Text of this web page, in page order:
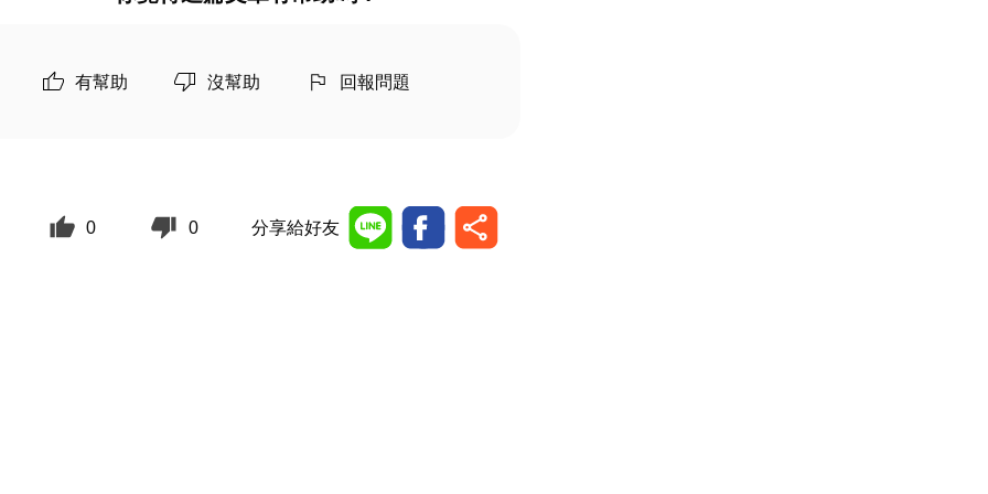
有幫助 沒幫助 回報問題
0 0 分享給好友